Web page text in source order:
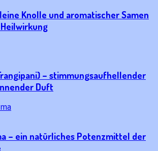
Knolle und aromatischer Samen
– stimmungsaufhellender
Duft
– ein natürliches Potenzmittel der